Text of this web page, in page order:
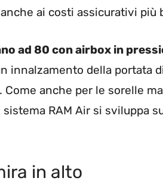
ai costi assicurativi più
ad 80 con airbox in
innalzamento della portata
anche per le sorelle
RAM Air si sviluppa
in alto